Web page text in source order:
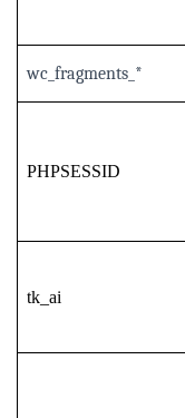
wc_fragments_*
PHPSESSID
tk_ai